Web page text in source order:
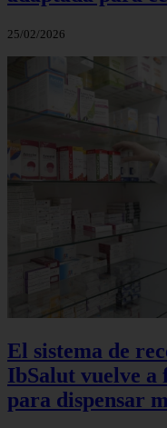
25/02/2026
El sistema de
IbSalut vuelve a
para dispensar